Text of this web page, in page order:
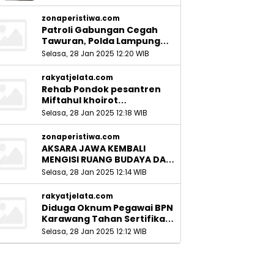
zonaperistiwa.com
Patroli Gabungan Cegah
Tawuran, Polda Lampung
Ingatkan Peran Orang Tua
Selasa, 28 Jan 2025 12:20 WIB
rakyatjelata.com
Rehab Pondok pesantren
Miftahul khoirot
Meninggalkan Hutang Ke
Material, Mantan Kadis PUPR
Harus Bertanggung Jawab
Selasa, 28 Jan 2025 12:18 WIB
zonaperistiwa.com
AKSARA JAWA KEMBALI
MENGISI RUANG BUDAYA DAN
SITUS LELUHUR NUSANTARA
Selasa, 28 Jan 2025 12:14 WIB
rakyatjelata.com
Diduga Oknum Pegawai BPN
Karawang Tahan Sertifikat
Pemohon PTSL
Selasa, 28 Jan 2025 12:12 WIB